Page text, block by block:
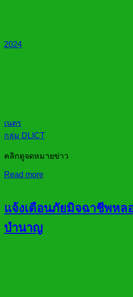
2024
เนตร
กลุ่ม DLICT
คลิกดูจดหมายข่าว
Read more
แจ้งเตือนภัยมิจฉาชีพหล
บำนาญ